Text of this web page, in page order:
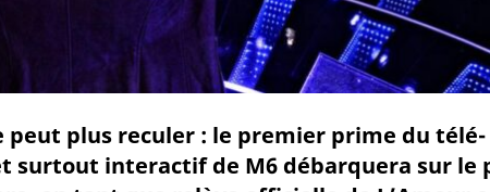
peut plus reculer : le premier prime du télé-
surtout interactif de M6 débarquera sur le